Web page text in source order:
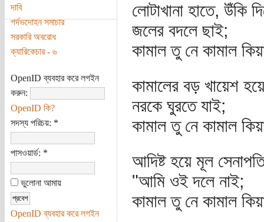
দাবি
গর্দভদোহন সমাচার
সরকারি অবরোধ
ক্যারিকেচার - ৬
OpenID ব্যবহার করে লগইন
করুন:
OpenID কি?
সদস্য পরিচয়: *
পাসওয়ার্ড: *
ভুলোনা আমায়
OpenID ব্যবহার করে লগইন
লোটাখানা হাতে, উঁকি
জলের বদলে ছাই;
কামাল তু নে কামাল
কামালের বড় খায়েশ
নরকে ঘুরতে যাই;
কামাল তু নে কামাল
আদিষ্ট হয়ে মূল
"আমি ওই দলে নাই;
কামাল তু নে কামাল